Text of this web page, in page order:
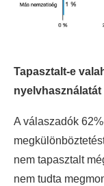
Tapasztalt-e
nyelvhasználatát
A válaszadók
nem tapasztalt
nem tudta